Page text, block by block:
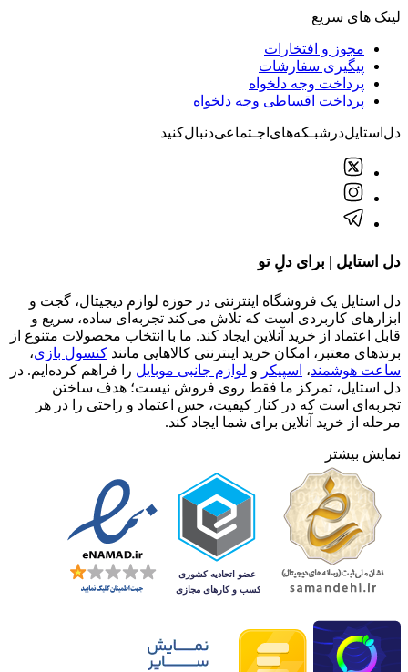
لینک های سریع
مجوز و افتخارات
پیگیری سفارشات
پرداخت وجه دلخواه
پرداخت اقساطی وجه دلخواه
دل‌استایل‌در‌‌شبـکه‌های‌اجـتماعی‌دنبال‌کنید
دل استایل | برای دلِ تو
دل استایل یک فروشگاه اینترنتی در حوزه لوازم دیجیتال، گجت و
ابزارهای کاربردی است که تلاش می‌کند تجربه‌ای ساده، سریع و
قابل اعتماد از خرید آنلاین ایجاد کند. ما با انتخاب محصولات متنوع از
برندهای معتبر، امکان خرید اینترنتی کالاهایی مانند کنسول بازی،
ساعت هوشمند، اسپیکر و لوازم جانبی موبایل را فراهم کرده‌ایم. در
دل استایل، تمرکز ما فقط روی فروش نیست؛ هدف ساختن
تجربه‌ای است که در کنار کیفیت، حس اعتماد و راحتی را در هر
مرحله از خرید آنلاین برای شما ایجاد کند.
نمایش بیشتر